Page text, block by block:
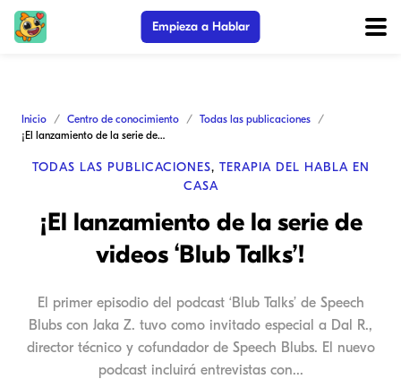
Empieza a Hablar
Inicio Centro de conocimiento
Todas las publicaciones
¡El lanzamiento de la serie de videos ‘Blub Talks’!
TODAS LAS PUBLICACIONES, TERAPIA DEL HABLA EN
CASA
¡El lanzamiento de la serie de
videos ‘Blub Talks’!
El primer episodio del podcast ‘Blub Talks’ de Speech
Blubs con Jaka Z. tuvo como invitado especial a Dal R.,
director técnico y cofundador de Speech Blubs. El nuevo
podcast incluirá entrevistas con...